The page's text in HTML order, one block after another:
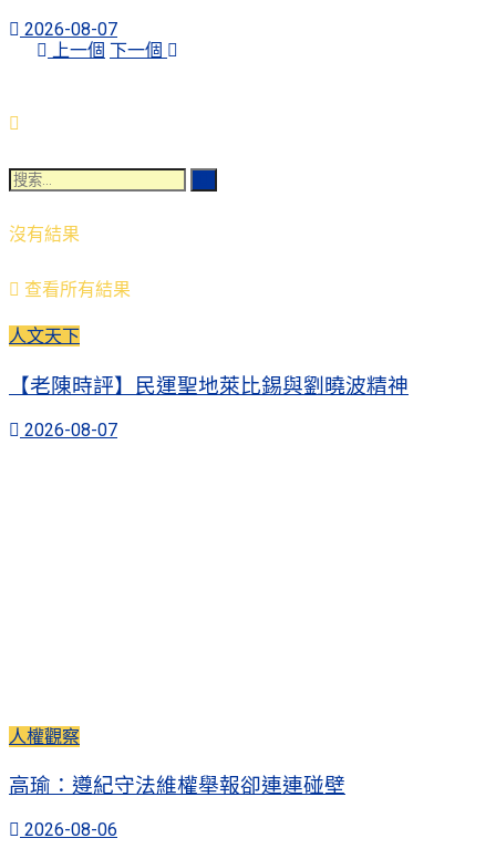
上一個 下一個
沒有結果
查看所有結果
2026-08-07
人文天下
【老陳時評】民運聖地萊比錫與劉曉波精神
2026-08-07
人權觀察
高瑜：遵紀守法維權舉報卻連連碰壁
2026-08-06